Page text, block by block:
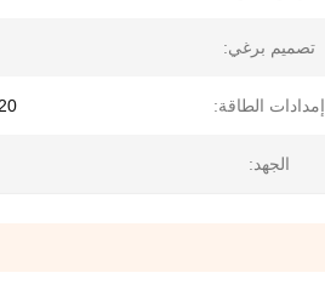
تصميم برغي:
إمدادات الطاقة: 220
الجهد: